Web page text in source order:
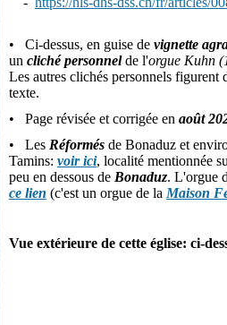
• Ci-dessus, en guise de vignette
un cliché personnelde l'orgue Kuhn
Les autres clichés personnels
texte.
• Page révisée et corrigée en août
• Les Réformés de Bonaduz et
Tamins: voir ici, localité mentionnée
peu en dessous de Bonaduz. L'orgue
ce lien (c'est un orgue de la Maison
Vue extérieure de cette église: ci-